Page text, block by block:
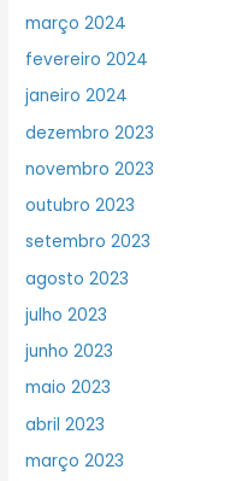
março 2024
fevereiro 2024
janeiro 2024
dezembro 2023
novembro 2023
outubro 2023
setembro 2023
agosto 2023
julho 2023
junho 2023
maio 2023
abril 2023
março 2023